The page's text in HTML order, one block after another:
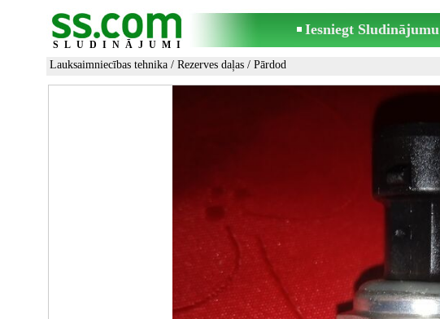
SLUDINĀJUMI
Iesniegt Sludinājumu
Lauksaimniecības tehnika / Rezerves daļas / Pārdod